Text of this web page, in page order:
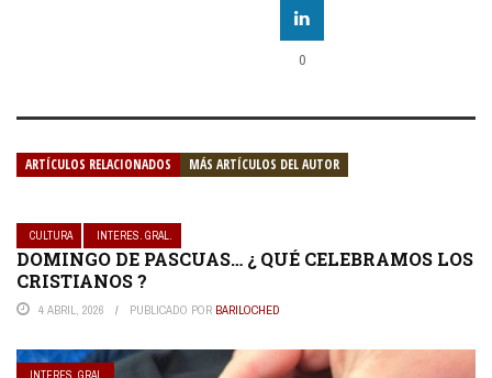
0
ARTÍCULOS RELACIONADOS MÁS ARTÍCULOS DEL AUTOR
CULTURA INTERES. GRAL.
DOMINGO DE PASCUAS… ¿ QUÉ CELEBRAMOS LOS
CRISTIANOS ?
4 ABRIL, 2026 PUBLICADO POR BARILOCHED